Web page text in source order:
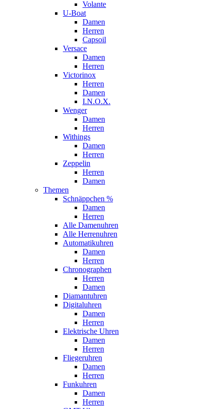
Volante
U-Boat
Damen
Herren
Capsoil
Versace
Damen
Herren
Victorinox
Herren
Damen
I.N.O.X.
Wenger
Damen
Herren
Withings
Damen
Herren
Zeppelin
Herren
Damen
Themen
Schnäppchen %
Damen
Herren
Alle Damenuhren
Alle Herrenuhren
Automatikuhren
Damen
Herren
Chronographen
Herren
Damen
Diamantuhren
Digitaluhren
Damen
Herren
Elektrische Uhren
Damen
Herren
Fliegeruhren
Damen
Herren
Funkuhren
Damen
Herren